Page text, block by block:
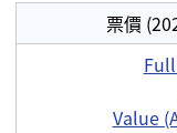
票價
Value